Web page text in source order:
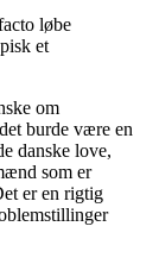
løbe
et
om
burde være en
danske love,
som er
er en rigtig